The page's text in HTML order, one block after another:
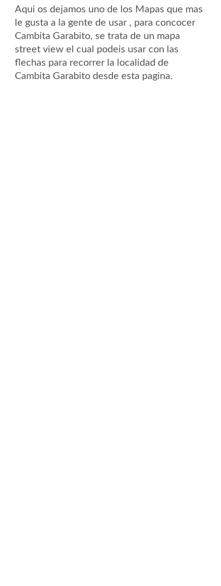
Aqui os dejamos uno de los Mapas que mas
le gusta a la gente de usar , para concocer
Cambita Garabito, se trata de un mapa
street view el cual podeis usar con las
flechas para recorrer la localidad de
Cambita Garabito desde esta pagina.